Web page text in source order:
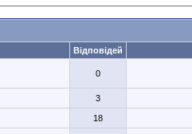
Відповідей
0
3
18